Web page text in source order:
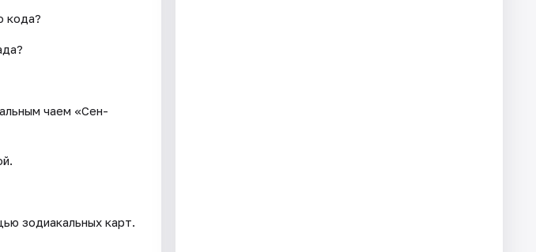
кода?
чаем «Сен-
зодиакальных карт.